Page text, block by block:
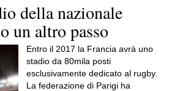
della nazionale
un altro passo
Entro il 2017 la Francia avrà uno
stadio da 80mila posti
esclusivamente dedicato al rugby.
La federazione di Parigi ha